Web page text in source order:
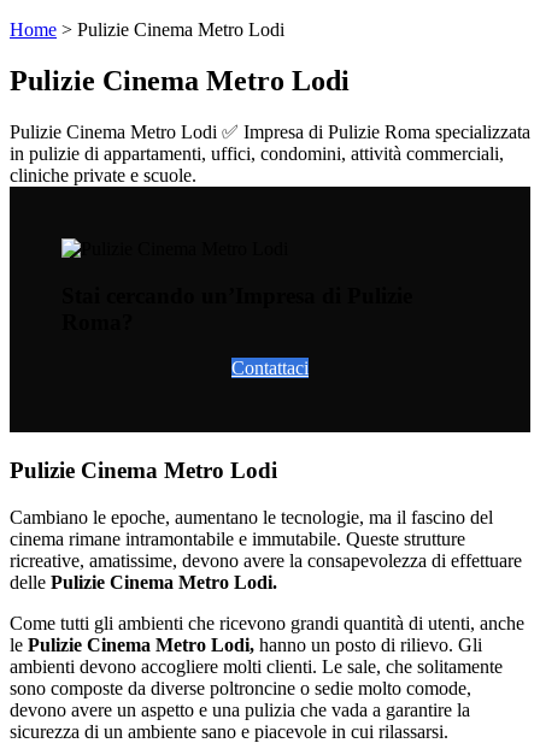
Home > Pulizie Cinema Metro Lodi
Pulizie Cinema Metro Lodi
Pulizie Cinema Metro Lodi ✅ Impresa di Pulizie Roma specializzata
in pulizie di appartamenti, uffici, condomini, attività commerciali,
cliniche private e scuole.
Contattaci
Pulizie Cinema Metro Lodi
Cambiano le epoche, aumentano le tecnologie, ma il fascino del
cinema rimane intramontabile e immutabile. Queste strutture
ricreative, amatissime, devono avere la consapevolezza di effettuare
delle Pulizie Cinema Metro Lodi.
Come tutti gli ambienti che ricevono grandi quantità di utenti, anche
le Pulizie Cinema Metro Lodi, hanno un posto di rilievo. Gli
ambienti devono accogliere molti clienti. Le sale, che solitamente
sono composte da diverse poltroncine o sedie molto comode,
devono avere un aspetto e una pulizia che vada a garantire la
sicurezza di un ambiente sano e piacevole in cui rilassarsi.